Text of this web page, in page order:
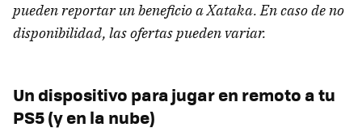
pueden reportar un beneficio a Xataka. En caso de no
disponibilidad, las ofertas pueden variar.
Un dispositivo para jugar en remoto a tu
PS5 (y en la nube)